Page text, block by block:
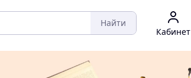
Найти
Кабинет